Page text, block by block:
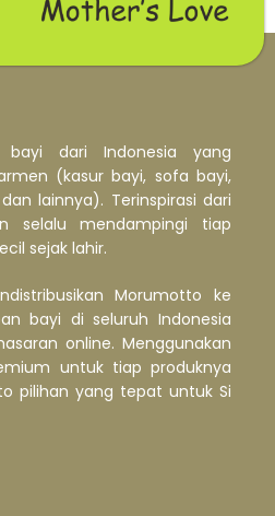
bayi dari Indonesia yang
(kasur bayi, sofa bayi,
lainnya). Terinspirasi dari
selalu mendampingi tiap
sejak lahir.
Morumotto ke
bayi di seluruh Indonesia
online. Menggunakan
untuk tiap produknya
pilihan yang tepat untuk Si